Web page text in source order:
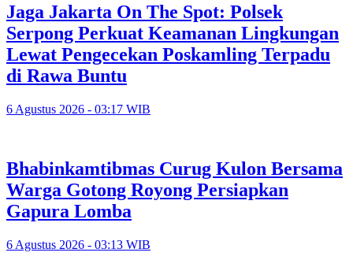
Jaga Jakarta On The Spot: Polsek
Serpong Perkuat Keamanan Lingkungan
Lewat Pengecekan Poskamling Terpadu
di Rawa Buntu
6 Agustus 2026 - 03:17 WIB
Bhabinkamtibmas Curug Kulon Bersama
Warga Gotong Royong Persiapkan
Gapura Lomba
6 Agustus 2026 - 03:13 WIB